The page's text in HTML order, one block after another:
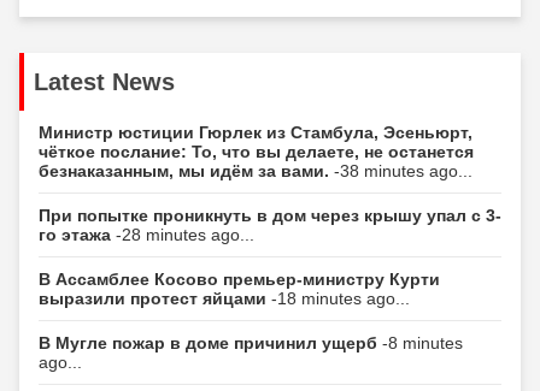
Latest News
Министр юстиции Гюрлек из Стамбула, Эсеньюрт,
чёткое послание: То, что вы делаете, не останется
безнаказанным, мы идём за вами. -38 minutes ago...
При попытке проникнуть в дом через крышу упал с 3-
го этажа -28 minutes ago...
В Ассамблее Косово премьер-министру Курти
выразили протест яйцами -18 minutes ago...
В Мугле пожар в доме причинил ущерб -8 minutes
ago...